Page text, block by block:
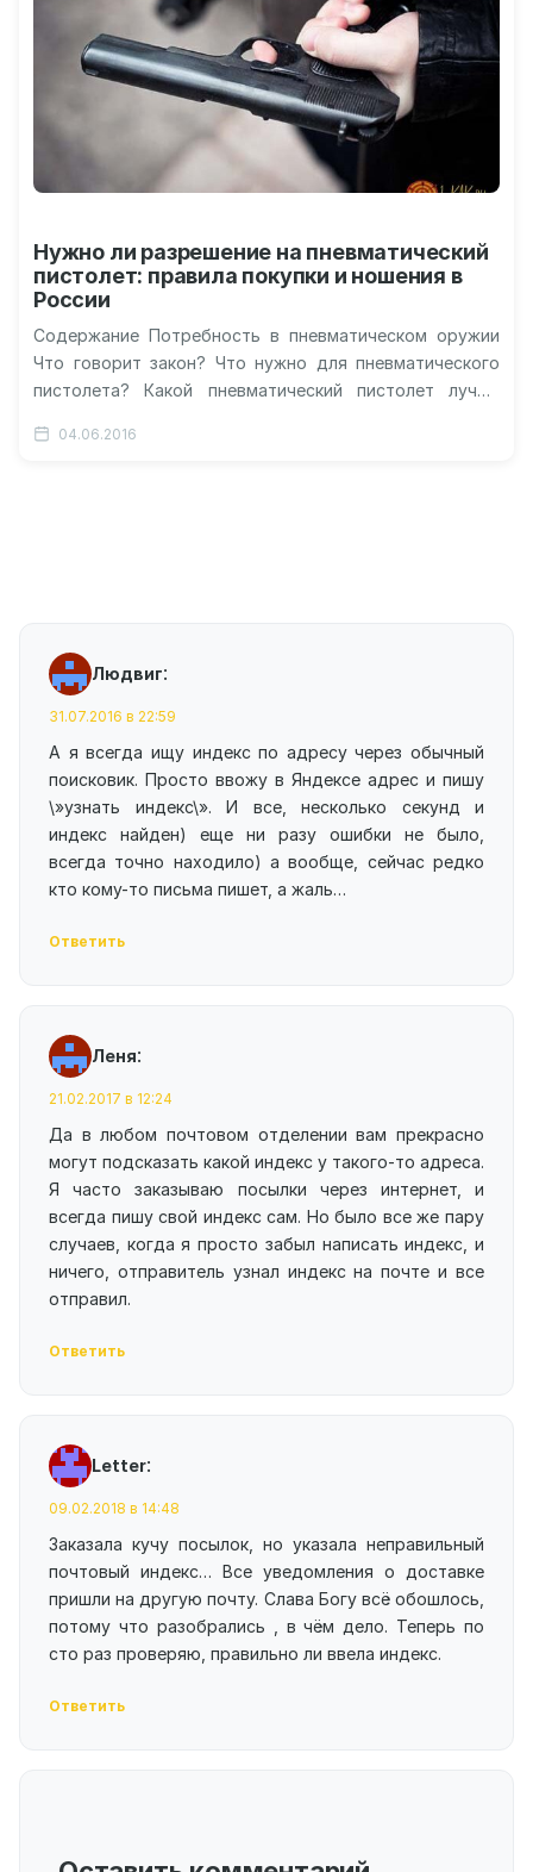
Нужно ли разрешение на пневматический
пистолет: правила покупки и ношения в
России
Содержание Потребность в пневматическом оружии
Что говорит закон? Что нужно для пневматического
пистолета? Какой пневматический пистолет лучше
оружия Популярные пневматические пистолеты…
04.06.2016
Людвиг:
31.07.2016 в 22:59
А я всегда ищу индекс по адресу через обычный
поисковик. Просто ввожу в Яндексе адрес и пишу
\»узнать индекс\». И все, несколько секунд и
индекс найден) еще ни разу ошибки не было,
всегда точно находило) а вообще, сейчас редко
кто кому-то письма пишет, а жаль…
Ответить
Леня:
21.02.2017 в 12:24
Да в любом почтовом отделении вам прекрасно
могут подсказать какой индекс у такого-то адреса.
Я часто заказываю посылки через интернет, и
всегда пишу свой индекс сам. Но было все же пару
случаев, когда я просто забыл написать индекс, и
ничего, отправитель узнал индекс на почте и все
отправил.
Ответить
Letter:
09.02.2018 в 14:48
Заказала кучу посылок, но указала неправильный
почтовый индекс… Все уведомления о доставке
пришли на другую почту. Слава Богу всё обошлось,
потому что разобрались , в чём дело. Теперь по
сто раз проверяю, правильно ли ввела индекс.
Ответить